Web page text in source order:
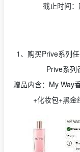
截止时间：
1、购买Prive系列
Prive系列
赠品内含：My Way
+化妆包+黑